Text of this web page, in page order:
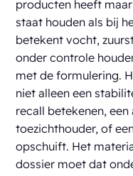
producten heeft
staat houden als bij
betekent vocht,
onder controle
met de formulering.
niet alleen een
recall betekenen,
toezichthouder, of
opschuift. Het
dossier moet dat